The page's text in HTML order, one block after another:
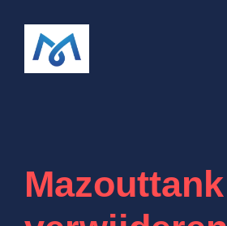
Mazouttank